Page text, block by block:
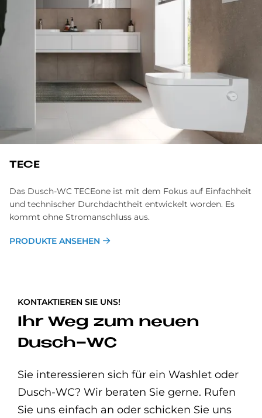
TECE
Das Dusch-WC TECEone ist mit dem Fokus auf Ein­fach­heit
und tech­nischer Durch­dacht­heit ent­wickelt wor­den. Es
kom­mt ohne Stromanschluss aus.
PRODUKTE ANSEHEN
KONTAKTIEREN SIE UNS!
Ihr Weg zum neuen
Dusch-WC
Sie interessieren sich für ein Washlet oder
Dusch-WC? Wir beraten Sie gerne. Rufen
Sie uns einfach an oder schicken Sie uns